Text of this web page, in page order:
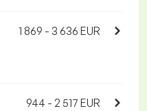
1 869 - 3 636 EUR
944 - 2 517 EUR